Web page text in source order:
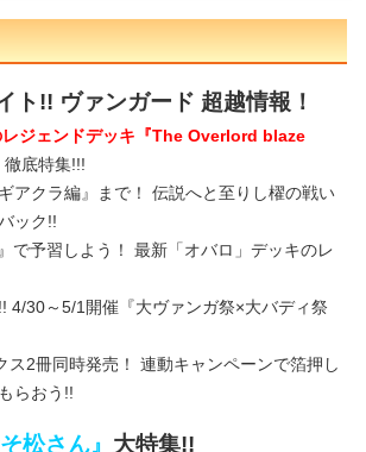
ト!! ヴァンガード 超越情報！
レジェンドデッキ『The Overlord blaze
徹底特集!!!
アクラ編』まで！ 伝説へと至りし櫂の戦い
ック!!
で予習しよう！ 最新「オバロ」デッキのレ
4/30～5/1開催『大ヴァンガ祭×大バディ祭
ス2冊同時発売！ 連動キャンペーンで箔押し
らおう!!
そ松さん』 大特集!!